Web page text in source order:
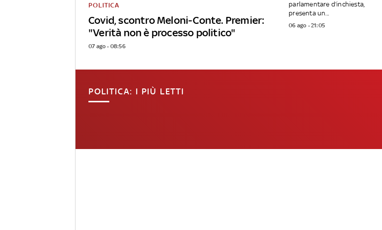
Covid, scontro Meloni-Conte. Premier:
"Verità non è processo politico"
POLITICA
07 ago - 08:56
parlamentare d’inchiesta,
presenta un...
06 ago - 21:05
POLITICA: I PIÙ LETTI